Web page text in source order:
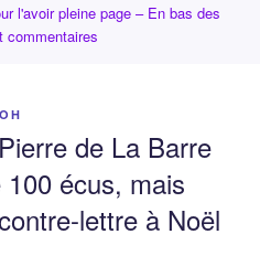
l'avoir pleine page – En bas des
commentaires
OH
de La Barre
écus, mais
lettre à Noël